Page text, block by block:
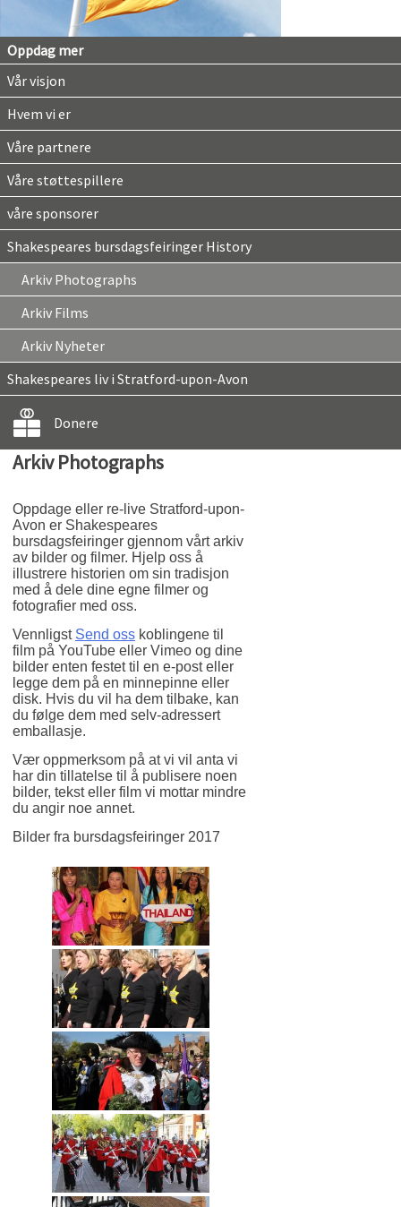
Oppdag mer
Vår visjon
Hvem vi er
Våre partnere
Våre støttespillere
våre sponsorer
Shakespeares bursdagsfeiringer History
Arkiv Photographs
Arkiv Films
Arkiv Nyheter
Shakespeares liv i Stratford-upon-Avon
Donere
Arkiv Photographs
Oppdage eller re-live Stratford-upon-
Avon er Shakespeares
bursdagsfeiringer gjennom vårt arkiv
av bilder og filmer. Hjelp oss å
illustrere historien om sin tradisjon
med å dele dine egne filmer og
fotografier med oss.
Vennligst Send oss koblingene til
film på YouTube eller Vimeo og dine
bilder enten festet til en e-post eller
legge dem på en minnepinne eller
disk. Hvis du vil ha dem tilbake, kan
du følge dem med selv-adressert
emballasje.
Vær oppmerksom på at vi vil anta vi
har din tillatelse til å publisere noen
bilder, tekst eller film vi mottar mindre
du angir noe annet.
Bilder fra bursdagsfeiringer 2017